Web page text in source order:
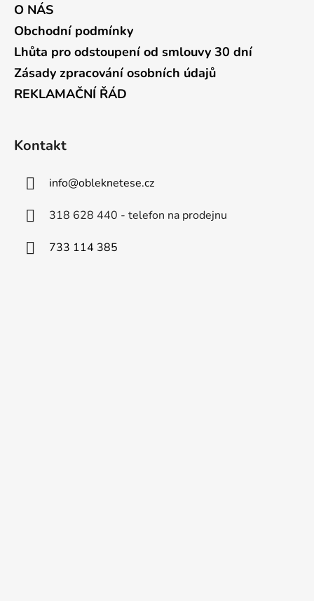
O NÁS
Obchodní podmínky
Lhůta pro odstoupení od smlouvy 30 dní
Zásady zpracování osobních údajů
REKLAMAČNÍ ŘÁD
Kontakt
info@obleknetese.cz
318 628 440 - telefon na prodejnu
733 114 385